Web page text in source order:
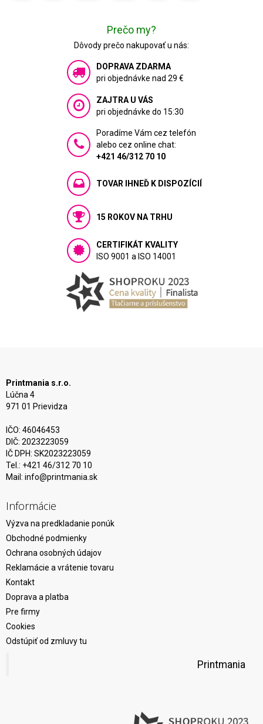
Prečo my?
Dôvody prečo nakupovať u nás:
DOPRAVA ZDARMA
pri objednávke nad 29 €
ZAJTRA U VÁS
pri objednávke do 15:30
Poradíme Vám cez telefón
alebo cez online chat:
+421 46/312 70 10
TOVAR IHNEĎ K DISPOZÍCIÍ
15 ROKOV NA TRHU
CERTIFIKÁT KVALITY
ISO 9001 a ISO 14001
Printmania s.r.o.
Lúčna 4
971 01 Prievidza
IČO: 46046453
DIČ: 2023223059
IČ DPH: SK2023223059
Tel.: +421 46/312 70 10
Mail: info@printmania.sk
Informácie
Výzva na predkladanie ponúk
Obchodné podmienky
Ochrana osobných údajov
Reklamácie a vrátenie tovaru
Kontakt
Doprava a platba
Pre firmy
Cookies
Odstúpiť od zmluvy tu
Printmania